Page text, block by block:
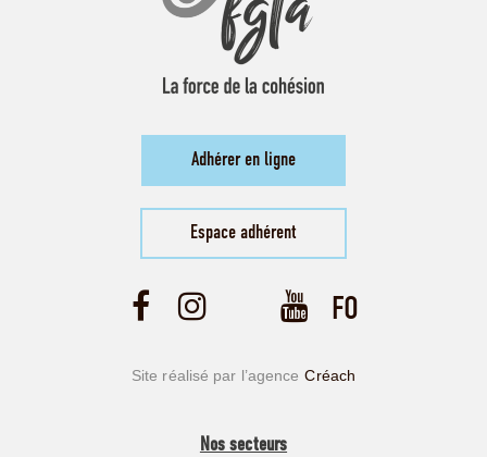
Adhérer en ligne
Espace adhérent
Site réalisé par l’agence Créach
Nos secteurs